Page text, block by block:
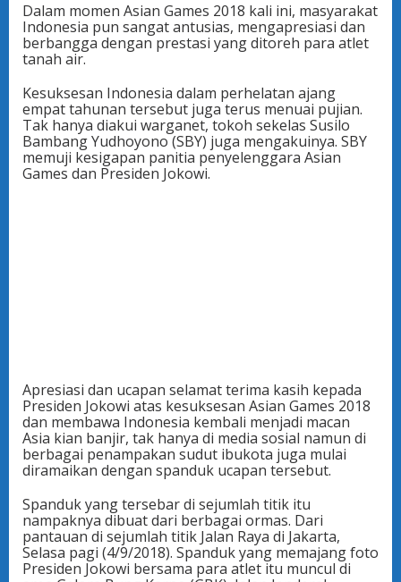
Dalam momen Asian Games 2018 kali ini, masyarakat
Indonesia pun sangat antusias, mengapresiasi dan
berbangga dengan prestasi yang ditoreh para atlet
tanah air.
Kesuksesan Indonesia dalam perhelatan ajang
empat tahunan tersebut juga terus menuai pujian.
Tak hanya diakui warganet, tokoh sekelas Susilo
Bambang Yudhoyono (SBY) juga mengakuinya. SBY
memuji kesigapan panitia penyelenggara Asian
Games dan Presiden Jokowi.
Apresiasi dan ucapan selamat terima kasih kepada
Presiden Jokowi atas kesuksesan Asian Games 2018
dan membawa Indonesia kembali menjadi macan
Asia kian banjir, tak hanya di media sosial namun di
berbagai penampakan sudut ibukota juga mulai
diramaikan dengan spanduk ucapan tersebut.
Spanduk yang tersebar di sejumlah titik itu
nampaknya dibuat dari berbagai ormas. Dari
pantauan di sejumlah titik Jalan Raya di Jakarta,
Selasa pagi (4/9/2018). Spanduk yang memajang foto
Presiden Jokowi bersama para atlet itu muncul di